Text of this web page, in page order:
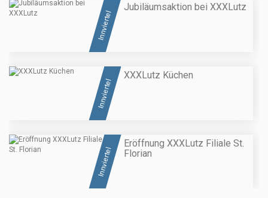
Innviertel
Jubiläumsaktion bei XXXLutz
Innviertel
XXXLutz Küchen
Innviertel
Eröffnung XXXLutz Filiale St.
Florian